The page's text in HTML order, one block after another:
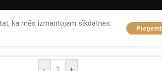
ka mēs izmantojam sīkdatnes.
Pieņemt